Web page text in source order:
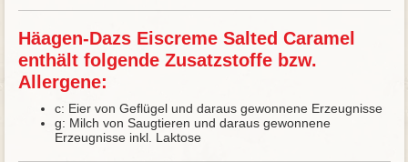
Häagen-Dazs Eiscreme Salted Caramel
enthält folgende Zusatzstoffe bzw.
Allergene:
c: Eier von Geflügel und daraus gewonnene Erzeugnisse
g: Milch von Saugtieren und daraus gewonnene
Erzeugnisse inkl. Laktose